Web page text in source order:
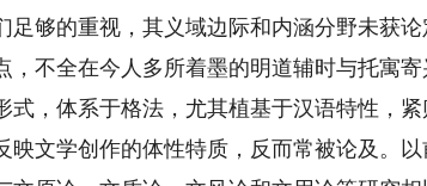
足够的重视，其义域边际和内涵分野未获
，不全在今人多所着墨的明道辅时与托寓
式，体系于格法，尤其植基于汉语特性，
映文学创作的体性特质，反而常被论及。